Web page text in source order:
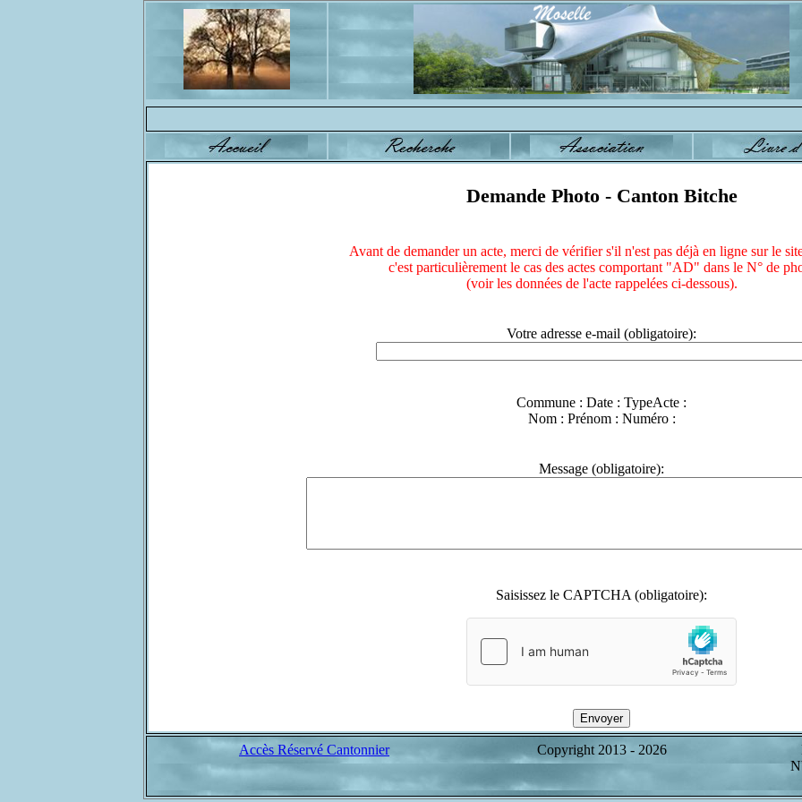
Demande Photo - Canton Bitche
Avant de demander un acte, merci de vérifier s'il n'est pas déjà en ligne sur le
c'est particulièrement le cas des actes comportant "AD" dans le N° de
(voir les données de l'acte rappelées ci-dessous).
Votre adresse e-mail (obligatoire):
Commune : Date : TypeActe :
Nom : Prénom : Numéro :
Message (obligatoire):
Saisissez le CAPTCHA (obligatoire):
Accès Réservé Cantonnier Copyright 2013 - 2026